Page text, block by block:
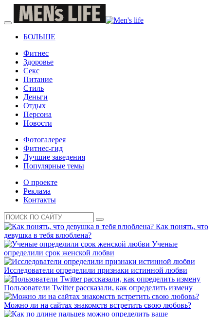
БОЛЬШЕ
Фитнес
Здоровье
Секс
Питание
Стиль
Деньги
Отдых
Персона
Новости
Фотогалерея
Фитнес-гид
Лучшие заведения
Популярные темы
О проекте
Реклама
Контакты
Как понять, что
девушка в тебя влюблена?
Ученые
определили срок женской любви
Исследователи определили признаки истинной любви
Пользователи Twitter рассказали, как определить измену
Можно ли на сайтах знакомств встретить свою любовь?